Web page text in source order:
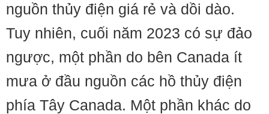
nguồn thủy điện giá rẻ và dồi dào.
Tuy nhiên, cuối năm 2023 có sự đảo
ngược, một phần do bên Canada ít
mưa ở đầu nguồn các hồ thủy điện
phía Tây Canada. Một phần khác do